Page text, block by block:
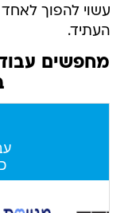
עשוי להפוך
העתיד.
מחפשים